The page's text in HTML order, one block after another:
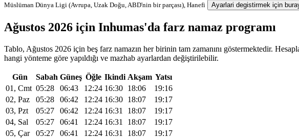
Müslüman Dünya Ligi (Avrupa, Uzak Doğu, ABD'nin bir parçası), Hanefi Ayarlari degistirmek için
Ağustos 2026 için Inhumas'da farz namaz programı
Tablo, Ağustos 2026 için beş farz namazın her birinin tam zamanını göstermektedir.
hangi yönteme göre yapıldığı ve mazhab ayarlardan değiştirilebilir.
Gün Sabah Güneş Öğle Ikindi Akşam Yatsı
01, Cmt 05:28 06:43 12:24 16:30 18:06
19:16
02, Paz
05:28 06:42 12:24 16:30 18:07
19:17
03, Pzt
05:27 06:42 12:24 16:31 18:07
19:17
04, Sal
05:27 06:41 12:24 16:31 18:07
19:17
05, Çar
05:27 06:41 12:24 16:31 18:07
19:17